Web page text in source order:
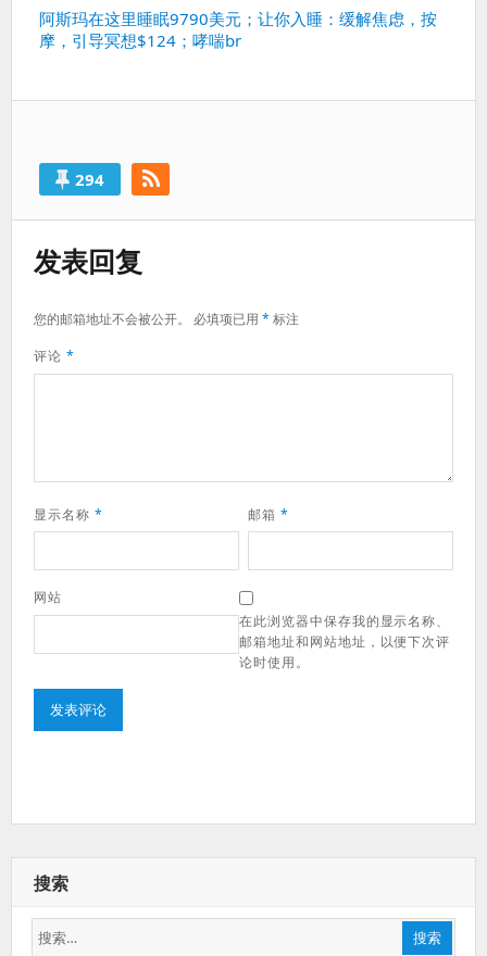
下
一
阿斯玛在这里睡眠9790美元；让你入睡：缓解焦虑，按
摩，引导冥想$124；哮喘br
294
发表回复
您的邮箱地址不会被公开。 必填项已用 *标注
评论 *
显示名称 * 邮箱 *
网站
在此浏览器中保存我的显示名称、
邮箱地址和网站地址，以便下次评
论时使用。
搜索
搜
搜索